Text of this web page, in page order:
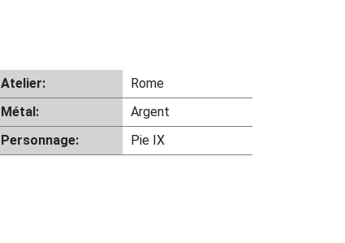
Atelier:
Rome
Métal:
Argent
Personnage:
Pie IX